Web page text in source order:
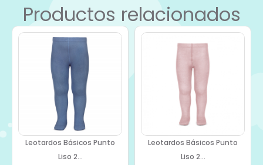
Productos relacionados
Leotardos Básicos Punto
Liso 2...
Leotardos Básicos Punto
Liso 2...